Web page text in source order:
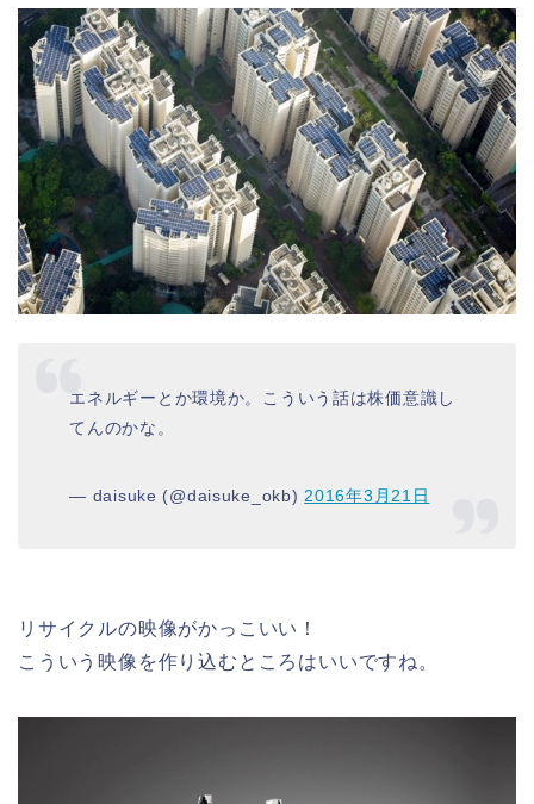
エネルギーとか環境か。こういう話は株価意識し
てんのかな。
— daisuke (@daisuke_okb)2016年3月21日
リサイクルの映像がかっこいい！
こういう映像を作り込むところはいいですね。